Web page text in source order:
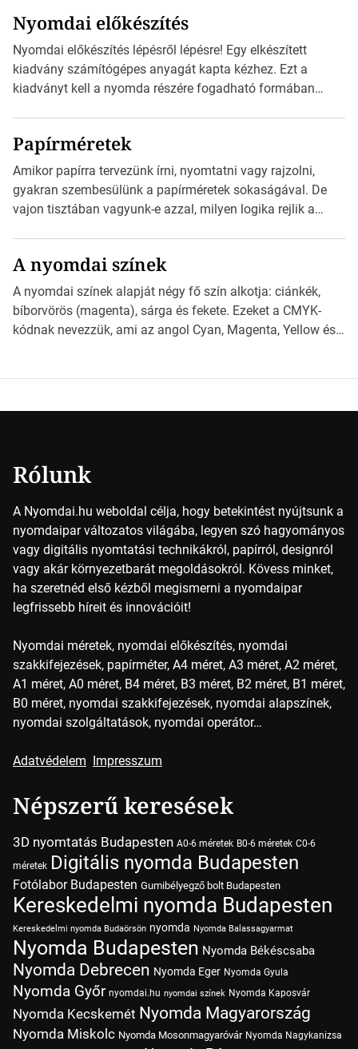
telepíthet egy QR-kód-leolvasó alkalmazást, ami leolvasni
és dekódolni képes az URL-információt és átirányítja a
telefon böngészőjét a cég weblapjára. A QR-kód
beolvasása után a felhasználó szöveges üzenetet kaphat,
Nyomdai előkészítés
Nyomdai előkészítés lépésről lépésre! Egy elkészített
kiadvány számítógépes anyagát kapta kézhez. Ezt a
kiadványt kell a nyomda részére fogadható formában
Illustratorban készült vektorgrafika. Minden esetben
konzultáljunk a nyomdával, mielőtt elkezdjük a nyomdai
előkészítést!Nehogy az elkészült munka után derüljön ki,
hogy valamit másképp kellett volna csinálni! […]
Papírméretek
Amikor papírra tervezünk írni, nyomtatni vagy rajzolni,
gyakran szembesülünk a papírméretek sokaságával. De
vajon tisztában vagyunk-e azzal, milyen logika rejlik a
a cikkben a papírméretek izgalmas világába kalauzolunk el
téged, hogy jobban megértsd, milyen szempontok alapján
érdemes választanod a jövőben. Bevezetés a
papírméretek világába A papírméretek […]
A nyomdai színek
A nyomdai színek alapját négy fő szín alkotja: ciánkék,
bíborvörös (magenta), sárga és fekete. Ezeket a CMYK-
kódnak nevezzük, ami az angol Cyan, Magenta, Yellow és
Rólunk
A Nyomdai.hu weboldal célja, hogy betekintést nyújtsunk a
nyomdaipar változatos világába, legyen szó hagyományos
vagy digitális nyomtatási technikákról, papírról, designról
vagy akár környezetbarát megoldásokról. Kövess minket,
ha szeretnéd első kézből megismerni a nyomdaipar
legfrissebb híreit és innovációit!
Nyomdai méretek, nyomdai előkészítés, nyomdai
szakkifejezések, papírméter, A4 méret, A3 méret, A2 méret,
A1 méret, A0 méret, B4 méret, B3 méret, B2 méret, B1 méret,
B0 méret, nyomdai szakkifejezések, nyomdai alapszínek,
nyomdai szolgáltatások, nyomdai operátor…
Adatvédelem Impresszum
Népszerű keresések
3D nyomtatás Budapesten A0-6 méretek B0-6 méretek C0-6
méretek Digitális nyomda Budapesten
Fotólabor Budapesten Gumibélyegző bolt Budapesten
Kereskedelmi nyomda Budapesten
Kereskedelmi nyomda Budaörsön nyomda Nyomda Balassagyarmat
Nyomda Budapesten Nyomda Békéscsaba
Nyomda Debrecen Nyomda Eger Nyomda Gyula
Nyomda Győr nyomdai.hu nyomdai színek Nyomda Kaposvár
Nyomda Kecskemét Nyomda Magyarország
Nyomda Miskolc Nyomda Mosonmagyaróvár Nyomda Nagykanizsa